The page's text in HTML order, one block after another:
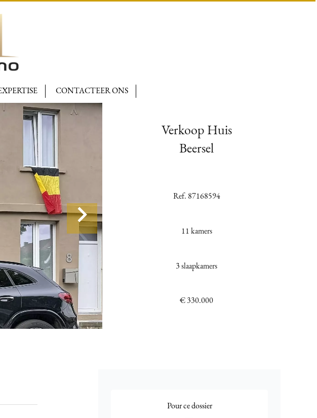
CONTACTEER ONS
Verkoop Huis
Beersel
Ref. 87168594
11 kamers
3 slaapkamers
€ 330.000
Pour ce dossier